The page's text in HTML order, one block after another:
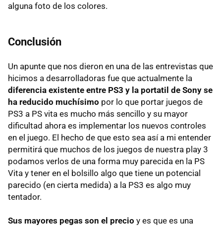
alguna foto de los colores.
Conclusión
Un apunte que nos dieron en una de las entrevistas que
hicimos a desarrolladoras fue que actualmente la
diferencia existente entre PS3 y la portatil de Sony se
ha reducido muchísimo por lo que portar juegos de
PS3 a PS vita es mucho más sencillo y su mayor
dificultad ahora es implementar los nuevos controles
en el juego. El hecho de que esto sea así a mi entender
permitirá que muchos de los juegos de nuestra play 3
podamos verlos de una forma muy parecida en la PS
Vita y tener en el bolsillo algo que tiene un potencial
parecido (en cierta medida) a la PS3 es algo muy
tentador.
Sus mayores pegas son el precio y es que es una